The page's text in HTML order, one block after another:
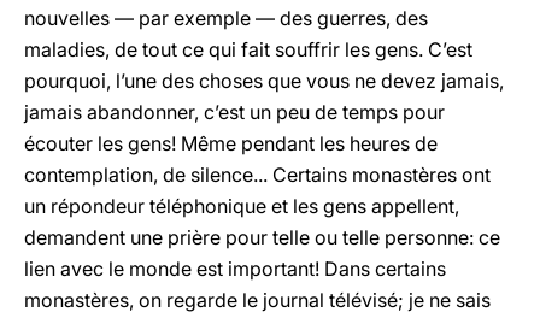
nouvelles — par exemple — des guerres, des
maladies, de tout ce qui fait souffrir les gens. C’est
pourquoi, l’une des choses que vous ne devez jamais,
jamais abandonner, c’est un peu de temps pour
écouter les gens! Même pendant les heures de
contemplation, de silence... Certains monastères ont
un répondeur téléphonique et les gens appellent,
demandent une prière pour telle ou telle personne: ce
lien avec le monde est important! Dans certains
monastères, on regarde le journal télévisé; je ne sais